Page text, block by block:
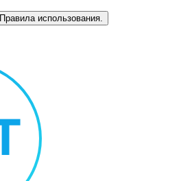
Правила использования.